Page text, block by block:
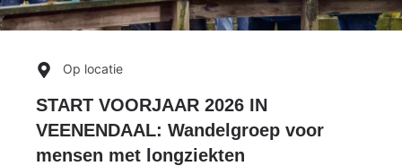
Op locatie
START VOORJAAR 2026 IN
VEENENDAAL: Wandelgroep voor
mensen met longziekten